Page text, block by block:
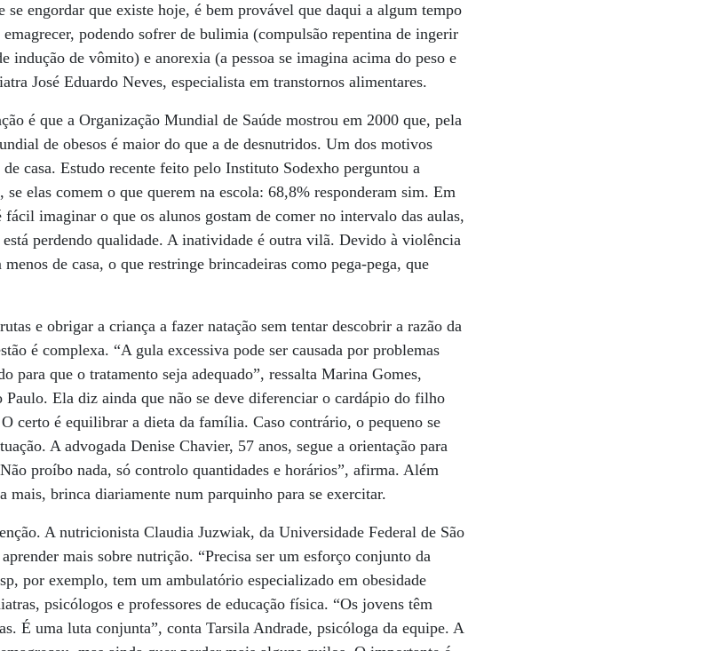
se engordar que existe hoje, é bem provável que daqui a algum tempo
podendo sofrer de bulimia (compulsão repentina de ingerir
indução de vômito) e anorexia (a pessoa se imagina acima do peso e
José Eduardo Neves, especialista em transtornos alimentares.
é que a Organização Mundial de Saúde mostrou em 2000 que, pela
de obesos é maior do que a de desnutridos. Um dos motivos
casa. Estudo recente feito pelo Instituto Sodexho perguntou a
elas comem o que querem na escola: 68,8% responderam sim. Em
imaginar o que os alunos gostam de comer no intervalo das aulas,
está perdendo qualidade. A inatividade é outra vilã. Devido à violência
de casa, o que restringe brincadeiras como pega-pega, que
e obrigar a criança a fazer natação sem tentar descobrir a razão da
é complexa. “A gula excessiva pode ser causada por problemas
para que o tratamento seja adequado”, ressalta Marina Gomes,
Paulo. Ela diz ainda que não se deve diferenciar o cardápio do filho
certo é equilibrar a dieta da família. Caso contrário, o pequeno se
A advogada Denise Chavier, 57 anos, segue a orientação para
proíbo nada, só controlo quantidades e horários”, afirma. Além
mais, brinca diariamente num parquinho para se exercitar.
A nutricionista Claudia Juzwiak, da Universidade Federal de São
mais sobre nutrição. “Precisa ser um esforço conjunto da
por exemplo, tem um ambulatório especializado em obesidade
psicólogos e professores de educação física. “Os jovens têm
É uma luta conjunta”, conta Tarsila Andrade, psicóloga da equipe. A